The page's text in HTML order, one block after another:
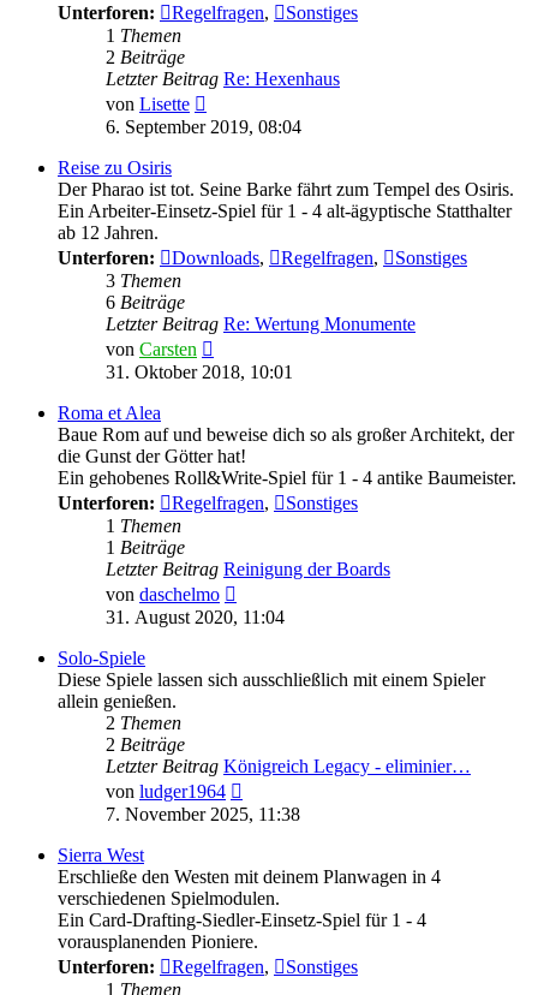
Unterforen:
Regelfragen,
Sonstiges
1 Themen
2 Beiträge
Letzter Beitrag Re: Hexenhaus
von Lisette
Beitrag
6. September 2019, 08:04
Reise zu Osiris
Der Pharao ist tot. Seine Barke fährt zum Tempel des Osiris.
Ein Arbeiter-Einsetz-Spiel für 1 - 4 alt-ägyptische Statthalter
ab 12 Jahren.
Unterforen:
Downloads, Regelfragen,
Sonstiges
3 Themen
6 Beiträge
Letzter Beitrag Re: Wertung Monumente
von Carsten
Beitrag
31. Oktober 2018, 10:01
Roma et Alea
Baue Rom auf und beweise dich so als großer Architekt, der
die Gunst der Götter hat!
Ein gehobenes Roll&Write-Spiel für 1 - 4 antike Baumeister.
Unterforen:
Regelfragen,
Sonstiges
1 Themen
1 Beiträge
Letzter Beitrag Reinigung der Boards
von daschelmo
Beitrag
31. August 2020, 11:04
Solo-Spiele
Diese Spiele lassen sich ausschließlich mit einem Spieler
allein genießen.
2 Themen
2 Beiträge
Letzter Beitrag Königreich Legacy - eliminier…
von ludger1964
Beitrag
7. November 2025, 11:38
Sierra West
Erschließe den Westen mit deinem Planwagen in 4
verschiedenen Spielmodulen.
Ein Card-Drafting-Siedler-Einsetz-Spiel für 1 - 4
vorausplanenden Pioniere.
Unterforen:
Regelfragen,
Sonstiges
1 Themen